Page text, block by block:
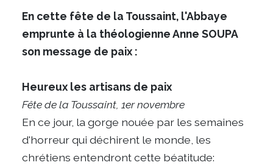
En cette fête de la Toussaint, l'Abbaye
emprunte à la théologienne Anne SOUPA
son message de paix :
Heureux les artisans de paix
Fête de la Toussaint, 1er novembre
En ce jour, la gorge nouée par les semaines
d'horreur qui déchirent le monde, les
chrétiens entendront cette béatitude: